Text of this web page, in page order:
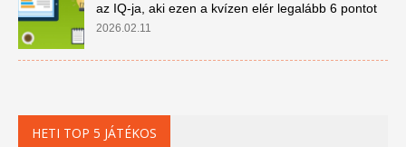
az IQ-ja, aki ezen a kvízen elér legalább 6 pontot
2026.02.11
HETI TOP 5 JÁTÉKOS